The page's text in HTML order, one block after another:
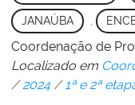
JANAÚBA ,
Coordenação de
Localizado em
/2024 / 1ª e 2ª